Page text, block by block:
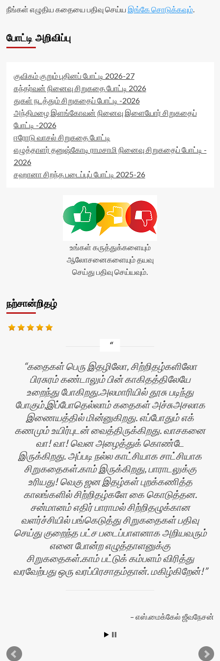
நீங்கள் எழுதிய கதையை பதிவு செய்ய இங்கே சொடுக்கவும்.
போட்டி அறிவிப்பு
குவிகம் குறும் புதினப் போட்டி 2026-27
கந்தர்வன் நினைவு சிறுகதை போட்டி 2026
துகள் நடத்தும் சிறுகதைப் போட்டி -2026
அந்திமழை இளங்கோவன் நினைவு இளையோர் சிறுகதைப்
போட்டி -2026
ஈரோடு வாசல் சிறுகதை போட்டி
எழுத்தாளர் தனுஷ்கோடி ராமசாமி நினைவு சிறுகதைப் போட்டி -
2026
சஹானா சிறந்த படைப்புப் போட்டி 2025-26
உங்கள் கருத்துக்களையும்
ஆலோசனைகளையும் தயவு
செய்து பதிவு செய்யவும்.
நற்சான்றிதழ்
கதைகள் பெரு இதழிலோ, சிற்றிதழ்களிலோ
பிரசுரம் கண்டாலும் பின் காகிதத்திலேயே
உறைந்து போகிறது.அலமாரியில் தூசு படிந்து
போகும்,இப்போதெல்லாம் கதைகள் அச்சுஅசலாக
இணையத்தில் மின்னுகிறது. எப்போதும் எக்
கணமும் உயிர்புடன் வைத்திருக்கிறது. வாசகனை
வா! வா! வென அழைத்துக் கொண்டே
இருக்கிறது. அப்படி நல்ல காட்சியாக சாட்சியாக
சிறுகதைகள்.காம் இருக்கிறது, பாராடலுக்கு
உரியது! வெகு ஜன இதழ்கள் புறக்கணித்த
காலங்களில் சிற்றிதழ்களே கை கொடுத்தன.
சன்மானம் எதிர் பாராமல் சிற்றிதழுக்கான
வளர்ச்சியில் பங்கெடுத்து சிறுகதைகள் பதிவு
செய்து குறைந்த பட்ச படைப்பாளனாக அறியவரும்
எனை போன்ற எழுத்தாளனுக்கு
சிறுகதைகள்.காம் பட்டுக் கம்பளம் விரித்து
வரவேற்பது ஒரு வரப்பிரசாதம்தான். மகிழ்கிறேன்!
எஸ்.மைக்கேல் ஜீவநேசன்